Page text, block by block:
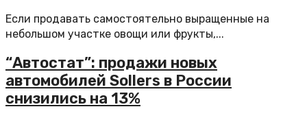
Если продавать самостоятельно выращенные на
небольшом участке овощи или фрукты,...
“Автостат”: продажи новых
автомобилей Sollers в России
снизились на 13%